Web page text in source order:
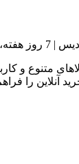
24 ساعته
متنوع و
آنلاین را